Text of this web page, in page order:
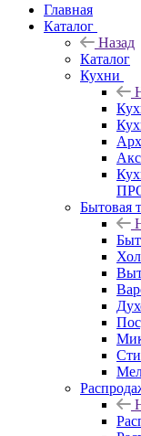
Главная
Каталог
Назад
Каталог
Кухни
Бытовая